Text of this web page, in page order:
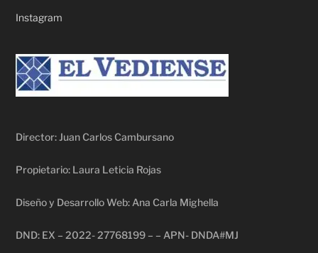
Instagram
Director: Juan Carlos Cambursano
Propietario: Laura Leticia Rojas
Diseño y Desarrollo Web: Ana Carla Mighella
DND: EX – 2022- 27768199 – – APN- DNDA#MJ